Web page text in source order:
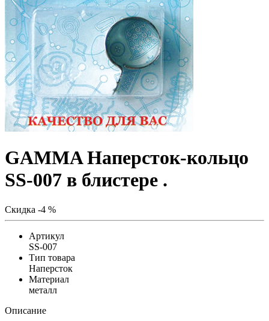
GAMMA Наперсток-кольцо
SS-007 в блистере .
Скидка -4 %
Артикул
SS-007
Тип товара
Наперсток
Материал
металл
Описание